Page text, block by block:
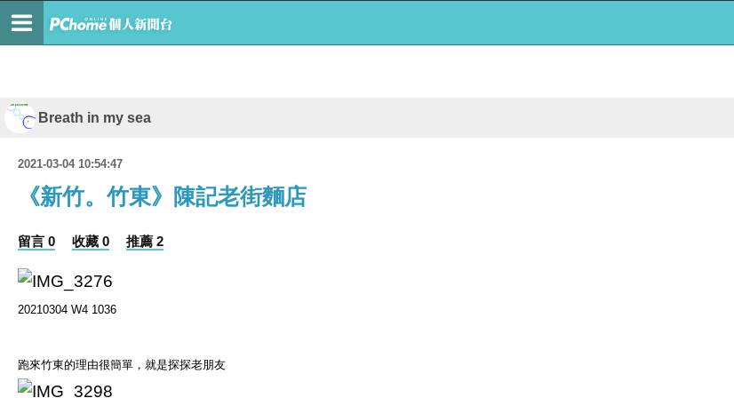
Breath in my sea
2021-03-04 10:54:47
《新竹。竹東》陳記老街麵店
留言 0 收藏 0 推薦 2
20210304 W4 1036
跑來竹東的理由很簡單，就是探探老朋友